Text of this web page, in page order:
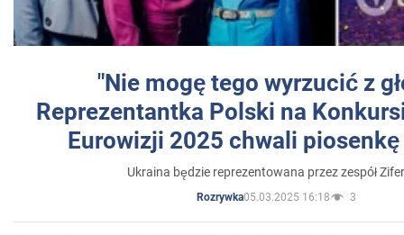
"Nie mogę tego wyrzucić z
Reprezentantka Polski na
Eurowizji 2025 chwali
Ukraina będzie reprezentowana przez zespół
Rozrywka05.03.2025 16:18 3